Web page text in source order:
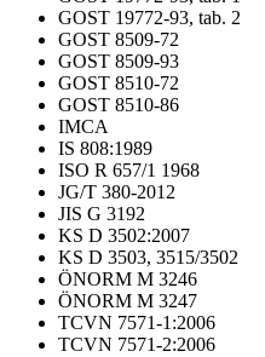
GOST 19772-93, tab. 2
GOST 8509-72
GOST 8509-93
GOST 8510-72
GOST 8510-86
IMCA
IS 808:1989
ISO R 657/1 1968
JG/T 380-2012
JIS G 3192
KS D 3502:2007
KS D 3503, 3515/3502
ÖNORM M 3246
ÖNORM M 3247
TCVN 7571-1:2006
TCVN 7571-2:2006